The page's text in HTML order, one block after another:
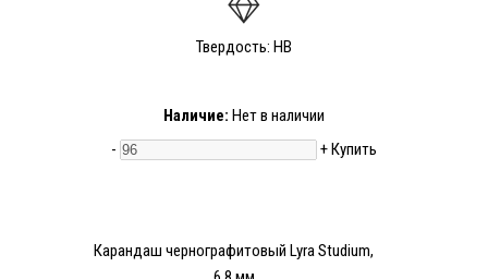
Твердость: HB
Наличие: Нет в наличии
-
+Купить
Карандаш чернографитовый Lyra Studium,